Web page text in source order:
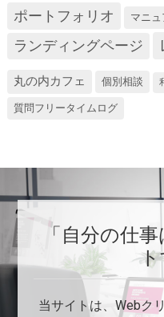
ポートフォリオ マニ
ランディングページ
丸の内カフェ 個別相談
質問フリータイムログ
「自分の仕
ト
当サイトは、Webク